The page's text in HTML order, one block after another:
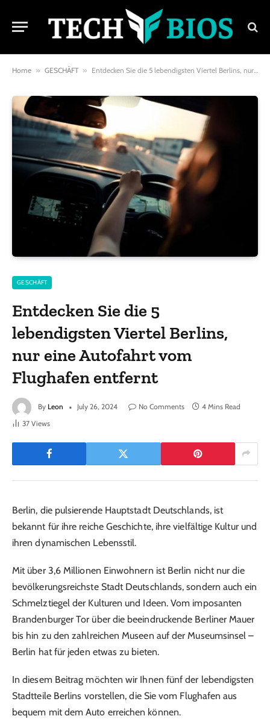
Home » GESCHÄFT » Entdecken Sie die 5 lebendigsten Viertel Berlins, nur eine Autofahrt vom Flughafen entfernt
GESCHÄFT
Entdecken Sie die 5
lebendigsten Viertel Berlins,
nur eine Autofahrt vom
Flughafen entfernt
By Leon July 26, 2024 No Comments
4 Mins Read
37 Views
Berlin, die pulsierende Hauptstadt Deutschlands, ist
bekannt für ihre reiche Geschichte, ihre vielfältige Kultur und
ihren dynamischen Lebensstil.
Mit über 3,6 Millionen Einwohnern ist Berlin nicht nur die
bevölkerungsreichste Stadt Deutschlands, sondern auch ein
Schmelztiegel der Kulturen und Ideen. Vom imposanten
Brandenburger Tor über die beeindruckende Berliner Mauer
bis hin zu den zahlreichen Museen auf der Museumsinsel –
Berlin hat für jeden etwas zu bieten.
In diesem Beitrag möchten wir Ihnen fünf der lebendigsten
Stadtteile Berlins vorstellen, die Sie vom Flughafen aus
bequem mit dem Auto erreichen können.